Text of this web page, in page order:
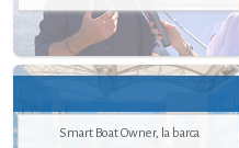
Smart Boat Owner, la barca